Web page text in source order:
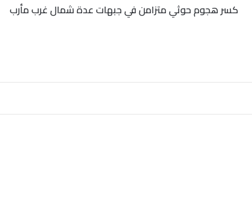
مأربكسر هجوم حوثي متزامن في جبهات عدة شمال غرب مأرب